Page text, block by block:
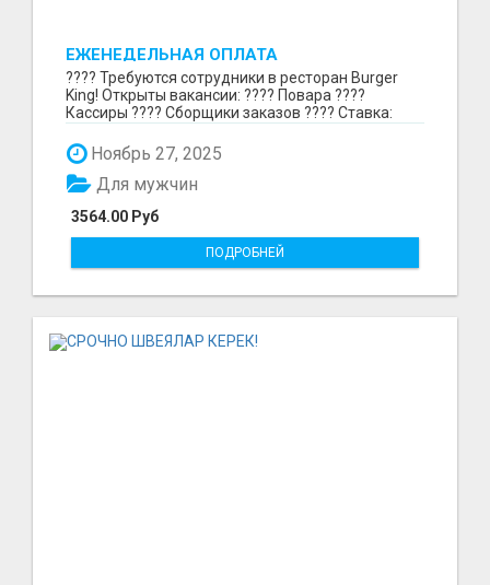
ЕЖЕНЕДЕЛЬНАЯ ОПЛАТА
???? Требуются сотрудники в ресторан Burger
King! Открыты вакансии: ???? Повара ????
Кассиры ???? Сборщики заказов ???? Ставка:
Ноябрь 27, 2025
3564.00 Руб
Для мужчин
ПОДРОБНЕЙ